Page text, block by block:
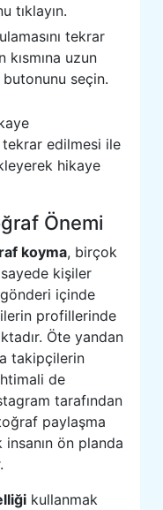
tıklayın.
tekrar
uzun
butonunu seçin.
tekrar edilmesi ile
hikaye
Önemi
koyma, birçok
kişiler
içinde
profillerinde
Öte yandan
takipçilerin
de
tarafından
paylaşma
ön planda
kullanmak